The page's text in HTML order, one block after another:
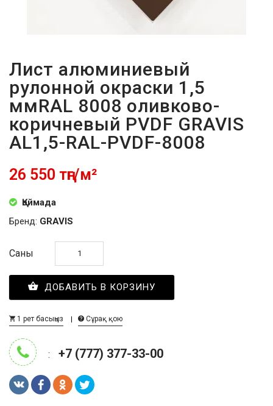
Лист алюминиевый
рулонной окраски 1,5
ммRAL 8008 оливково-
коричневый PVDF GRAVIS
AL1,5-RAL-PVDF-8008
26 550 тңг/м²
Қоймада
Бренд: GRAVIS
Саны
ДОБАВИТЬ В КОРЗИНУ
1 рет басыңыз Сұрақ қою
: +7 (777) 377-33-00